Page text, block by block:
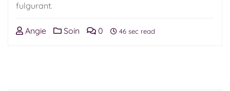
fulgurant.
Angie Soin 0 46 sec read